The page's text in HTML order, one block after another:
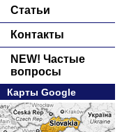
Статьи
Контакты
NEW! Частые
вопросы
Карты Google